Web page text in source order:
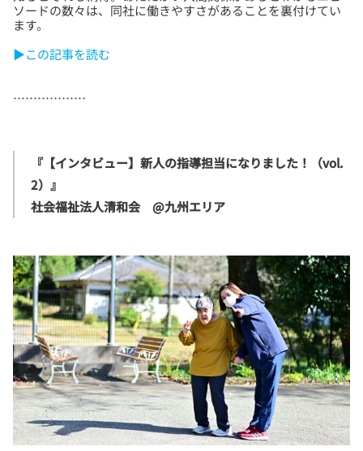
ソードの数々は、同社に働きやすさがあることを裏付けてい
▶この記事を読む
『【インタビュー】新人の指導担当になりました！（vol.
2）』
社会福祉法人清和会　@九州エリア